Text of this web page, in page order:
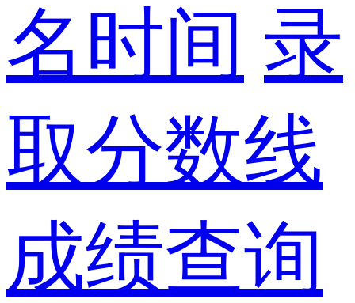
名时间 录
取分数线
成绩查询